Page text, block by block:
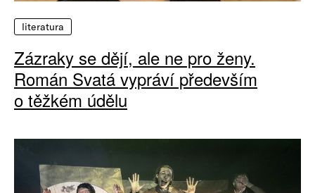
literatura
Zázraky se dějí, ale ne pro ženy.
Román Svatá vypráví především
o těžkém údělu